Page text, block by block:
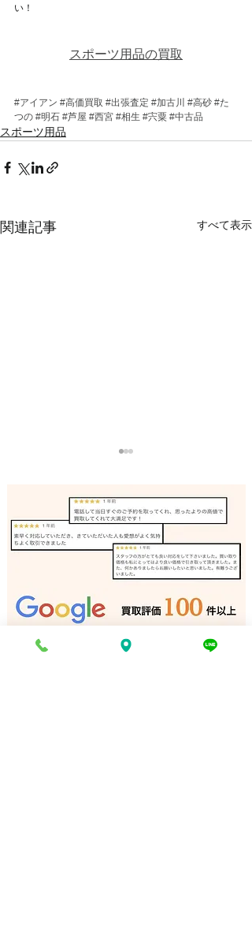
い！
スポーツ用品の買取
#アイアン #高価買取 #出張査定 #加古川 #高砂 #た
つの #明石 #芦屋 #西宮 #相生 #宍粟 #中古品
スポーツ用品
関連記事 すべて表示
弓道 弓 買取 たつの市｜
姫路の買取専門店